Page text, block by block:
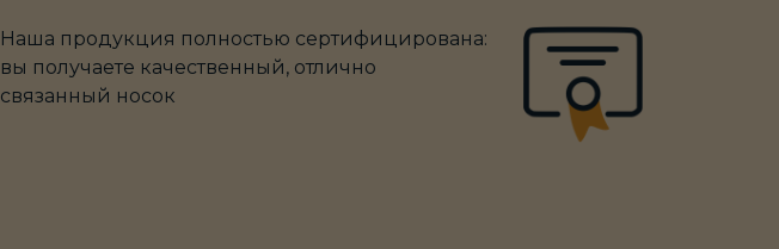
Наша продукция полностью сертифицирована:
вы получаете качественный, отлично
связанный носок